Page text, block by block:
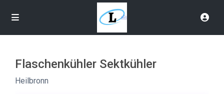
Flaschenkühler Sektkühler
Heilbronn